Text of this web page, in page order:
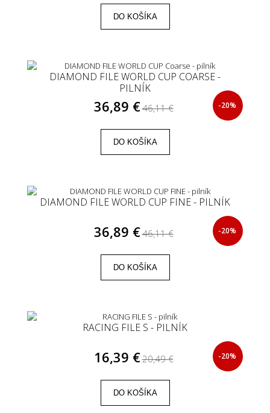
DO KOŠÍKA
DIAMOND FILE WORLD CUP COARSE -
PILNÍK
36,89 €46,11 € -20%
DO KOŠÍKA
DIAMOND FILE WORLD CUP FINE - PILNÍK
36,89 €46,11 € -20%
DO KOŠÍKA
RACING FILE S - PILNÍK
16,39 €20,49 € -20%
DO KOŠÍKA